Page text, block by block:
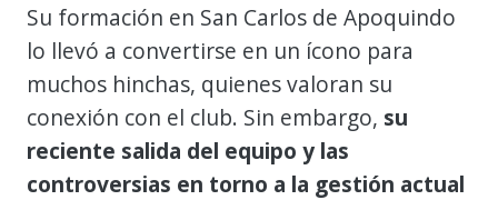
Su formación en San Carlos de Apoquindo
lo llevó a convertirse en un ícono para
muchos hinchas, quienes valoran su
conexión con el club. Sin embargo, su
reciente salida del equipo y las
controversias en torno a la gestión actual